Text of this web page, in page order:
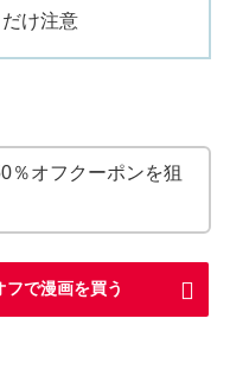
け注意
％オフクーポンを狙
で漫画を買う